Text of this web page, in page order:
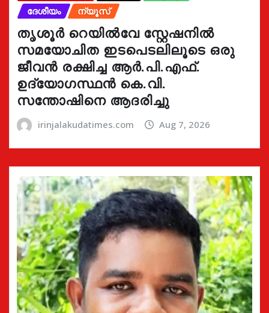
ദേശീയം
ന്യൂസ്
തൃശൂർ റെയിൽവേ സ്റ്റേഷനിൽ
സമയോചിത ഇടപെടലിലൂടെ ഒരു
ജീവൻ രക്ഷിച്ച ആർ.പി.എഫ്.
ഉദ്യോഗസ്ഥൻ കെ.വി.
സന്തോഷിനെ ആദരിച്ചു
irinjalakudatimes.com Aug 7, 2026